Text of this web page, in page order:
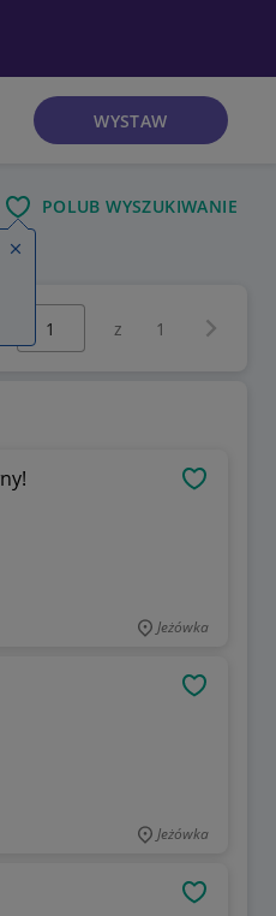
WYSTAW
POLUB WYSZUKIWANIE
z 1
Jeżówka
Jeżówka
Zamknij wskazówkę